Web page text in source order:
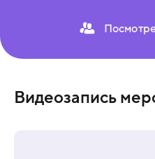
Видеозапись